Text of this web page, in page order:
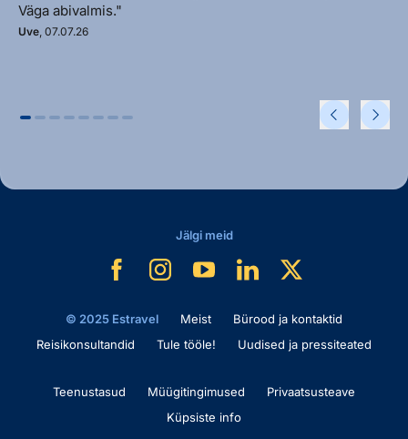
Väga abivalmis."
Uve, 07.07.26
© 2025 Estravel Meist
Bürood ja kontaktid
Reisikonsultandid
Tule tööle! Uudised ja pressiteated
Teenustasud Müügitingimused
Privaatsusteave
Küpsiste info
Jälgi meid